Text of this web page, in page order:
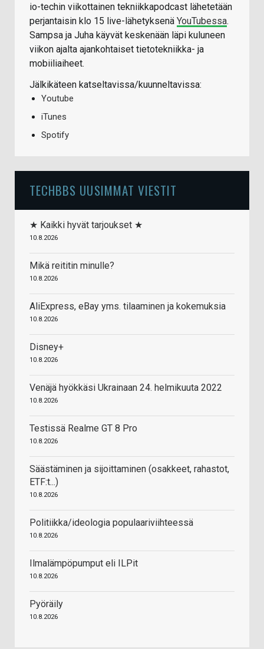
io-techin viikottainen tekniikkapodcast lähetetään
perjantaisin klo 15 live-lähetyksenä YouTubessa.
Sampsa ja Juha käyvät keskenään läpi kuluneen
viikon ajalta ajankohtaiset tietotekniikka- ja
mobiiliaiheet.
Jälkikäteen katseltavissa/kuunneltavissa:
Youtube
iTunes
Spotify
TECHBBS UUSIMMAT VIESTIT
★ Kaikki hyvät tarjoukset ★
10.8.2026
Mikä reititin minulle?
10.8.2026
AliExpress, eBay yms. tilaaminen ja kokemuksia
10.8.2026
Disney+
10.8.2026
Venäjä hyökkäsi Ukrainaan 24. helmikuuta 2022
10.8.2026
Testissä Realme GT 8 Pro
10.8.2026
Säästäminen ja sijoittaminen (osakkeet, rahastot,
ETF:t...)
10.8.2026
Politiikka/ideologia populaariviihteessä
10.8.2026
Ilmalämpöpumput eli ILPit
10.8.2026
Pyöräily
10.8.2026